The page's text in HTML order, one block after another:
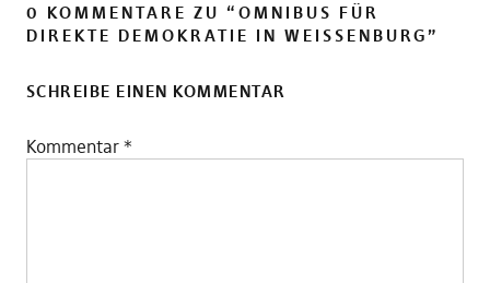
0 KOMMENTARE ZU “ OMNIBUS FÜR
DIREKTE DEMOKRATIE IN WEISSENBURG
”
SCHREIBE EINEN KOMMENTAR
Kommentar *